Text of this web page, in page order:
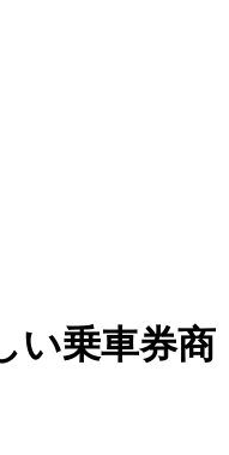
い乗車券商